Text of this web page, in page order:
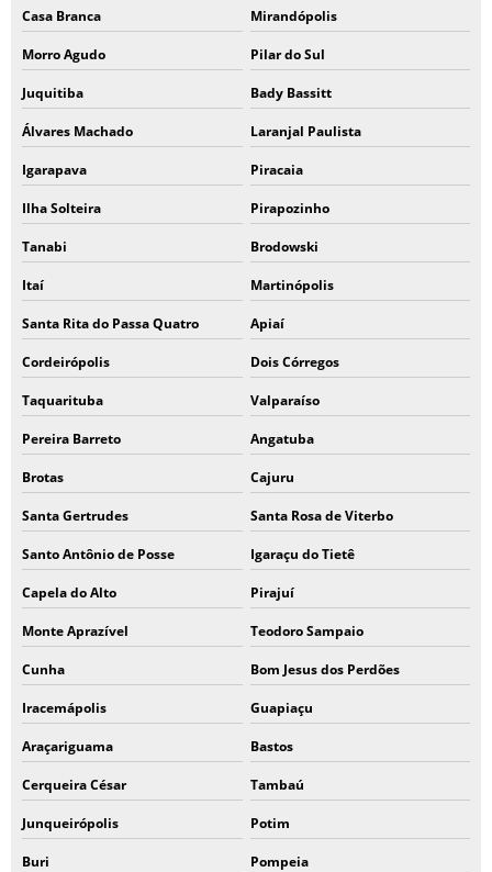
Casa Branca Mirandópolis
Morro Agudo Pilar do Sul
Juquitiba Bady Bassitt
Álvares Machado Laranjal Paulista
Igarapava Piracaia
Ilha Solteira Pirapozinho
Tanabi Brodowski
Itaí Martinópolis
Santa Rita do Passa Quatro Apiaí
Cordeirópolis Dois Córregos
Taquarituba Valparaíso
Pereira Barreto Angatuba
Brotas Cajuru
Santa Gertrudes Santa Rosa de Viterbo
Santo Antônio de Posse Igaraçu do Tietê
Capela do Alto Pirajuí
Monte Aprazível Teodoro Sampaio
Cunha Bom Jesus dos Perdões
Iracemápolis Guapiaçu
Araçariguama Bastos
Cerqueira César Tambaú
Junqueirópolis Potim
Buri Pompeia